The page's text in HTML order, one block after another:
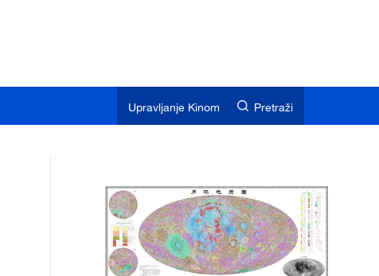
Upravljanje Kinom Pretraži